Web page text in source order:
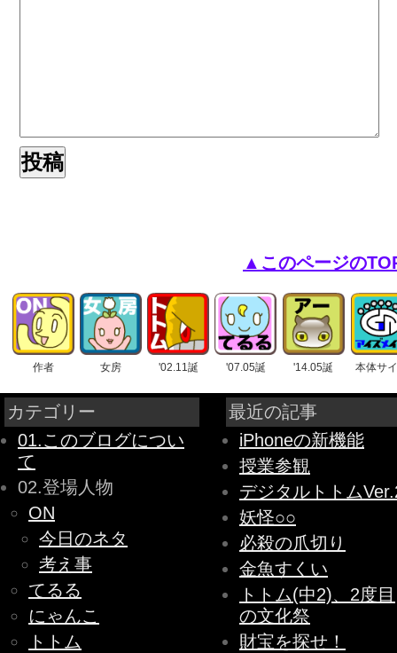
▲このページの
作者 女房 '02.11誕 '07.05誕 '14.05誕 本体サ
カテゴリー
01.このブログについ
て
02.登場人物
ON
今日のネタ
考え事
てるる
にゃんこ
トトム
最近の記事
iPhoneの新機能
授業参観
デジタルトトム
妖怪○○
必殺の爪切り
金魚すくい
トトム(中2)、2度目
の文化祭
財宝を探せ！